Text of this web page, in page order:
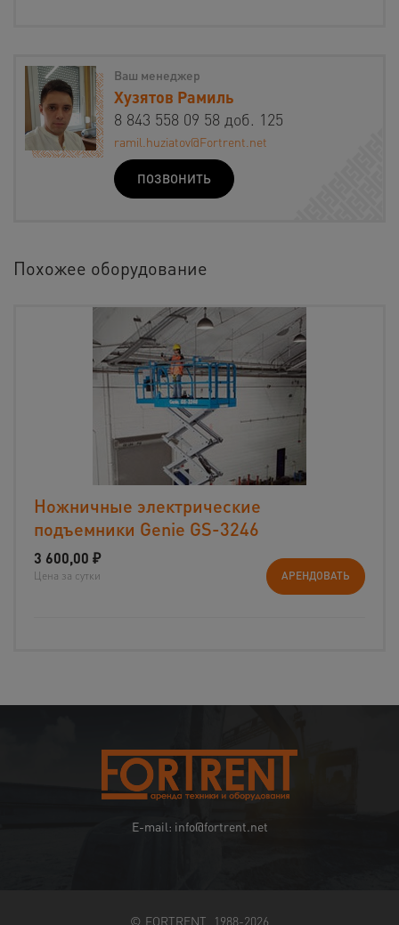
Ваш менеджер
Хузятов Рамиль
8 843 558 09 58 доб. 125
ramil.huziatov@Fortrent.net
ПОЗВОНИТЬ
Похожее оборудование
Ножничные электрические
подъемники Genie GS-3246
3 600,00 ₽
Цена за сутки АРЕНДОВАТЬ
E-mail: info@fortrent.net
© FORTRENT, 1988-2026